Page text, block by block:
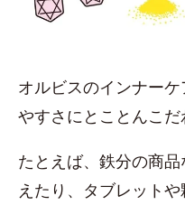
オルビスのインナー
やすさにとことんこだ
たとえば、鉄分の商
えたり、タブレット